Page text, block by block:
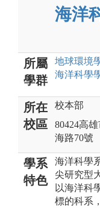
海洋
所屬
學群
地球環境
海洋科學
所在
校區
校本部
80424高
海路70號
學系
特色
海洋科學
尖研究型
以海洋科
標的科系